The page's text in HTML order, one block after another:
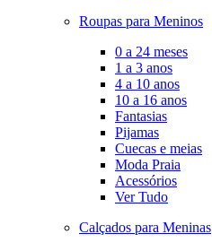
Roupas para Meninos
0 a 24 meses
1 a 3 anos
4 a 10 anos
10 a 16 anos
Fantasias
Pijamas
Cuecas e meias
Moda Praia
Acessórios
Ver Tudo
Calçados para Meninas